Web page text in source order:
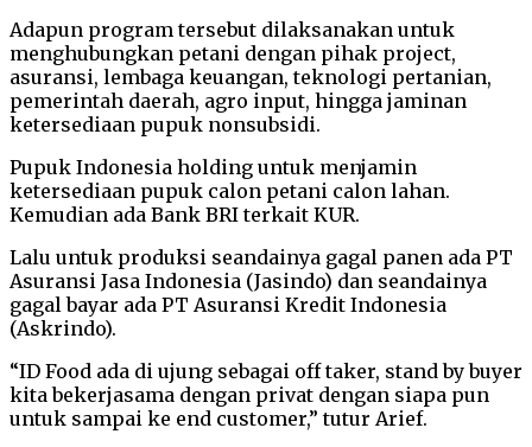
Adapun program tersebut dilaksanakan untuk
menghubungkan petani dengan pihak project,
asuransi, lembaga keuangan, teknologi pertanian,
pemerintah daerah, agro input, hingga jaminan
ketersediaan pupuk nonsubsidi.
Pupuk Indonesia holding untuk menjamin
ketersediaan pupuk calon petani calon lahan.
Kemudian ada Bank BRI terkait KUR.
Lalu untuk produksi seandainya gagal panen ada PT
Asuransi Jasa Indonesia (Jasindo) dan seandainya
gagal bayar ada PT Asuransi Kredit Indonesia
(Askrindo).
“ID Food ada di ujung sebagai off taker, stand by buyer
kita bekerjasama dengan privat dengan siapa pun
untuk sampai ke end customer,” tutur Arief.